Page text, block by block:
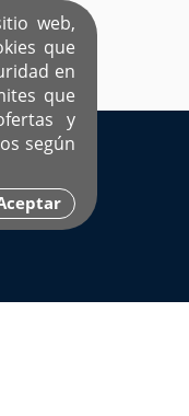
web,
que
en
que
y
según
SOLTEROS